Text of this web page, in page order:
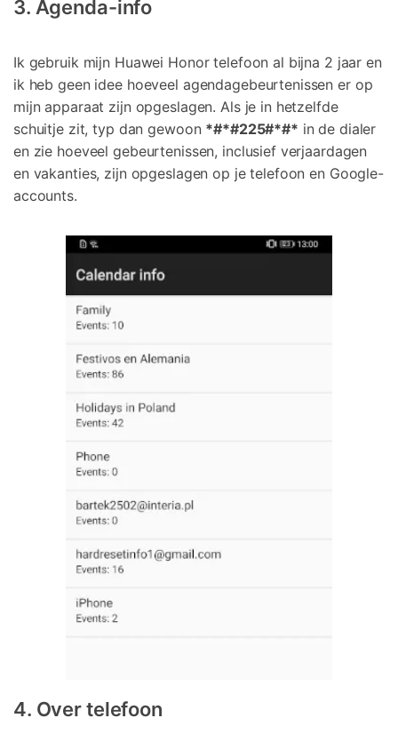
3. Agenda-info
Ik gebruik mijn Huawei Honor telefoon al bijna 2 jaar en
ik heb geen idee hoeveel agendagebeurtenissen er op
mijn apparaat zijn opgeslagen. Als je in hetzelfde
schuitje zit, typ dan gewoon *#*#225#*#* in de dialer
en zie hoeveel gebeurtenissen, inclusief verjaardagen
en vakanties, zijn opgeslagen op je telefoon en Google-
accounts.
4. Over telefoon